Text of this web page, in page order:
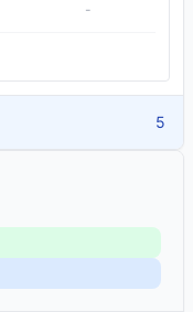
-
5